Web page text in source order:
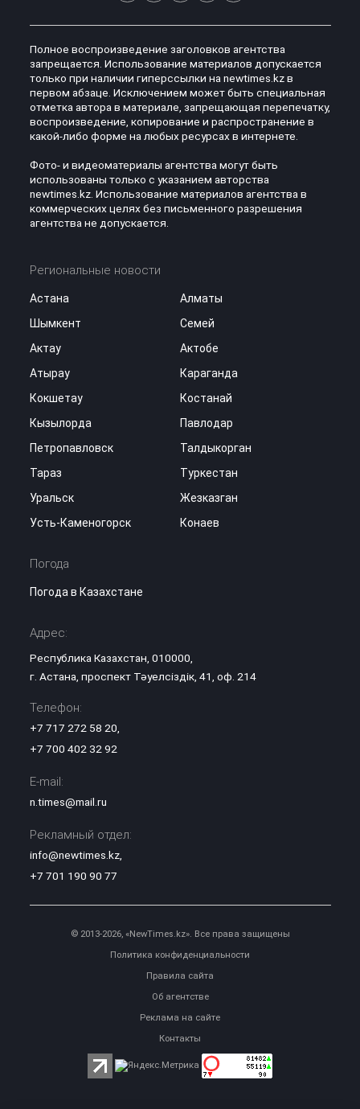
Полное воспроизведение заголовков агентства
запрещается. Использование материалов допускается
только при наличии гиперссылки на newtimes.kz в
первом абзаце. Исключением может быть специальная
отметка автора в материале, запрещающая перепечатку,
воспроизведение, копирование и распространение в
какой-либо форме на любых ресурсах в интернете.
Фото- и видеоматериалы агентства могут быть
использованы только с указанием авторства
newtimes.kz. Использование материалов агентства в
коммерческих целях без письменного разрешения
агентства не допускается.
Региональные новости
Астана
Алматы
Шымкент
Семей
Актау
Актобе
Атырау
Караганда
Кокшетау
Костанай
Кызылорда
Павлодар
Петропавловск
Талдыкорган
Тараз
Туркестан
Уральск
Жезказган
Усть-Каменогорск
Конаев
Погода
Погода в Казахстане
Адрес:
Республика Казахстан, 010000,
г. Астана, проспект Тәуелсіздік, 41, оф. 214
Телефон:
+7 717 272 58 20
+7 700 402 32 92
E-mail:
n.times@mail.ru
Рекламный отдел:
info@newtimes.kz,
+7 701 190 90 77
© 2013-2026, «NewTimes.kz». Все права защищены
Политика конфиденциальности
Правила сайта
Об агентстве
Реклама на сайте
Контакты